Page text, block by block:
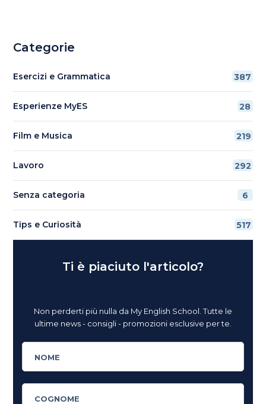
Categorie
Esercizi e Grammatica 387
Esperienze MyES 28
Film e Musica 219
Lavoro 292
Senza categoria 6
Tips e Curiosità 517
Ti è piaciuto l'articolo?
Non perderti più nulla da My English School. Tutte le
ultime news - consigli - promozioni esclusive per te.